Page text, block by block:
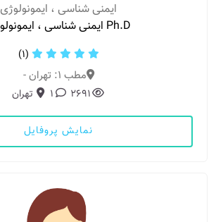
ایمنی شناسی ، ایمونولوژی
Ph.D ایمنی شناسی ، ایمونولوژی
(1)
مطب 1: تهران -
2691
1 تهران
نمایش پروفایل